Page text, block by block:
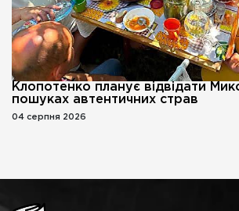
Клопотенко планує відвідати
пошуках автентичних страв
04 серпня 2026